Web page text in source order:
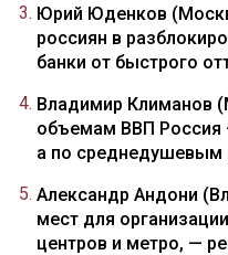
Юрий Юденков
россиян в
банки от быстрого
Владимир Климанов
объемам ВВП Россия
а по среднедушевым
Александр Андони
мест для
центров и метро, —